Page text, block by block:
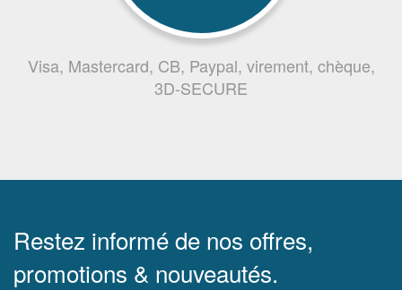
Visa, Mastercard, CB, Paypal, virement, chèque,
3D-SECURE
Restez informé de nos offres,
promotions & nouveautés.